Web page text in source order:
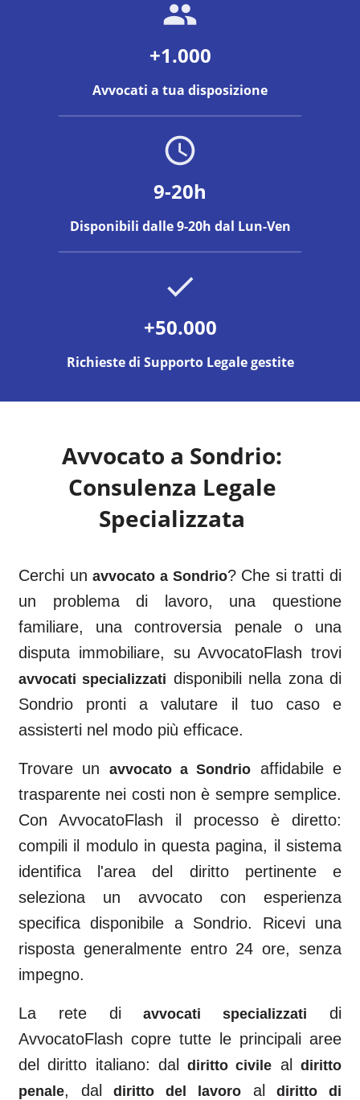
+1.000
Avvocati a tua disposizione
9-20h
Disponibili dalle 9-20h dal Lun-Ven
+50.000
Richieste di Supporto Legale gestite
Avvocato a Sondrio:
Consulenza Legale
Specializzata
Cerchi unavvocato a Sondrio? Che si tratti di
un problema di lavoro, una questione
familiare, una controversia penale o una
disputa immobiliare, su AvvocatoFlash trovi
avvocati specializzati disponibili nella zona di
Sondrio pronti a valutare il tuo caso e
assisterti nel modo più efficace.
Trovare un avvocato aSondrio affidabile e
trasparente nei costi non è sempre semplice.
Con AvvocatoFlash il processo è diretto:
compili il modulo in questa pagina, il sistema
identifica l'area del diritto pertinente e
seleziona un avvocato con esperienza
specifica disponibile a Sondrio. Ricevi una
risposta generalmente entro 24 ore, senza
impegno.
La rete diavvocati specializzati
di
AvvocatoFlash copre tutte le principali aree
del diritto italiano: daldiritto civile al
diritto
penale, dal diritto del lavoroal
diritto di